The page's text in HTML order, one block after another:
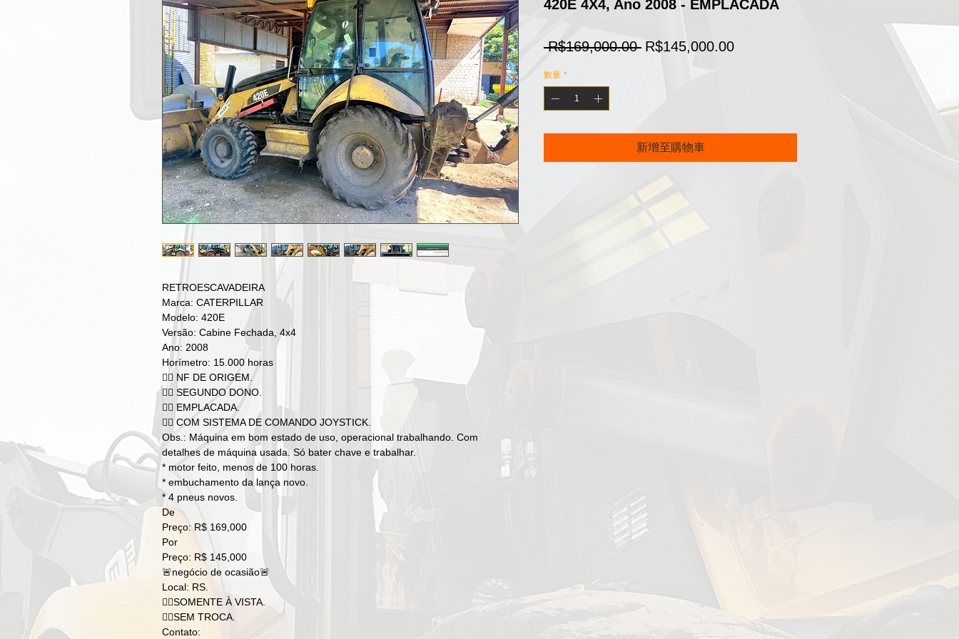
RETROESCAVADEIRA
Marca: CATERPILLAR
Modelo: 420E
Versão: Cabine Fechada, 4x4
Ano: 2008
Horímetro: 15.000 horas
👉🏻 NF DE ORIGEM.
👉🏻 SEGUNDO DONO.
👉🏻 EMPLACADA.
👉🏻 COM SISTEMA DE COMANDO JOYSTICK.
Obs.: Máquina em bom estado de uso, operacional trabalhando. Com
detalhes de máquina usada. Só bater chave e trabalhar.
* motor feito, menos de 100 horas.
* embuchamento da lança novo.
* 4 pneus novos.
De
Preço: R$ 169,000
Por
Preço: R$ 145,000
🚨negócio de ocasião🚨
Local: RS.
👉🏻SOMENTE À VISTA.
👉🏻SEM TROCA.
Contato:
420E 4X4, Ano 2008 - EMPLACADA
R$169,000.00 一
R$145,000.00促
數量 *
新增至購物車